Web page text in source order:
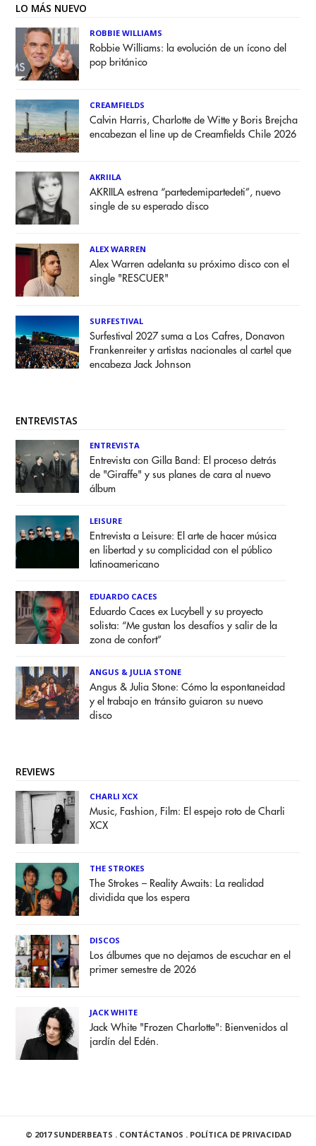
LO MÁS NUEVO
ROBBIE WILLIAMS
Robbie Williams: la evolución de un ícono del
pop británico
CREAMFIELDS
Calvin Harris, Charlotte de Witte y Boris Brejcha
encabezan el line up de Creamfields Chile 2026
AKRIILA
AKRIILA estrena “partedemipartedeti”, nuevo
single de su esperado disco
ALEX WARREN
Alex Warren adelanta su próximo disco con el
single "RESCUER"
SURFESTIVAL
Surfestival 2027 suma a Los Cafres, Donavon
Frankenreiter y artistas nacionales al cartel que
encabeza Jack Johnson
ENTREVISTAS
ENTREVISTA
Entrevista con Gilla Band: El proceso detrás
de "Giraffe" y sus planes de cara al nuevo
álbum
LEISURE
Entrevista a Leisure: El arte de hacer música
en libertad y su complicidad con el público
latinoamericano
EDUARDO CACES
Eduardo Caces ex Lucybell y su proyecto
solista: “Me gustan los desafíos y salir de la
zona de confort”
ANGUS & JULIA STONE
Angus & Julia Stone: Cómo la espontaneidad
y el trabajo en tránsito guiaron su nuevo
disco
REVIEWS
CHARLI XCX
Music, Fashion, Film: El espejo roto de Charli
XCX
THE STROKES
The Strokes – Reality Awaits: La realidad
dividida que los espera
DISCOS
Los álbumes que no dejamos de escuchar en el
primer semestre de 2026
JACK WHITE
Jack White "Frozen Charlotte": Bienvenidos al
jardín del Edén.
© 2017 SUNDERBEATS . CONTÁCTANOS . POLÍTICA DE PRIVACIDAD